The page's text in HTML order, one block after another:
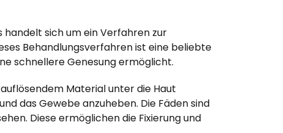
handelt sich um ein Verfahren zur
Behandlungsverfahren ist eine beliebte
schnellere Genesung ermöglicht.
Material unter die Haut
das Gewebe anzuheben. Die Fäden sind
Diese ermöglichen die Fixierung und